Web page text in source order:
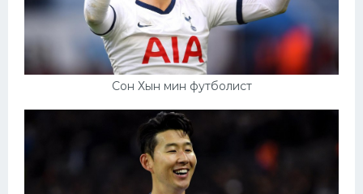
Сон Хын мин футболист